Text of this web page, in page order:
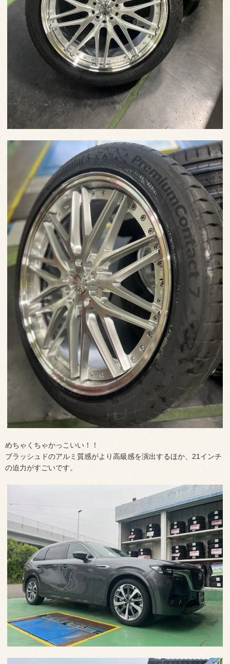
めちゃくちゃかっこいい！！
ブラッシュドのアルミ質感がより高級感を演出するほか、21インチ
の迫力がすごいです。